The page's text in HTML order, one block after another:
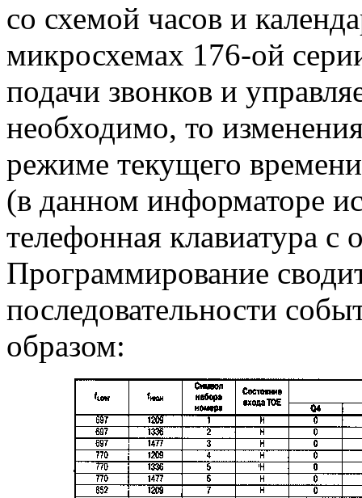
со схемой часов и
микросхемах 176-ой
подачи звонков и
необходимо, то
режиме текущего
(в данном информаторе
телефонная клавиатура с
Программирование
последовательности
образом: